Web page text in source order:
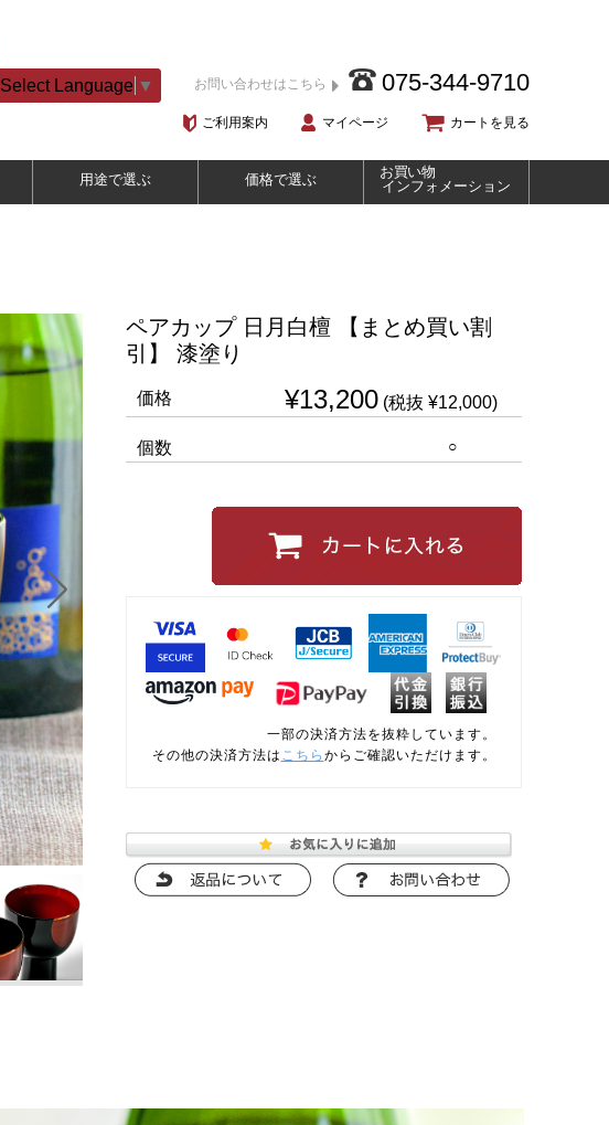
Select Language ▼ お問い合わせはこちら 075-344-9710
ご利用案内 マイページ カートを見る
用途で選ぶ 価格で選ぶ
お買い物
インフォメーション
ペアカップ 日月白檀 【まとめ買い割
引】 漆塗り
価格 ¥13,200 (税抜 ¥12,000)
個数 ○
一部の決済方法を抜粋しています。
その他の決済方法は こちら からご確認いただけます。